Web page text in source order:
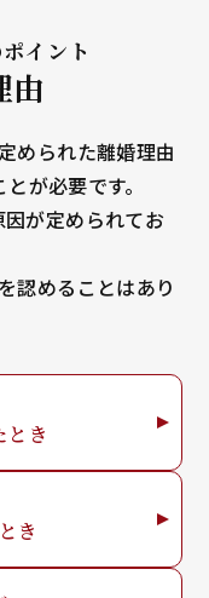
イント
由
められた離婚理由
が必要です。
が定められてお
認めることはあり
とき
き